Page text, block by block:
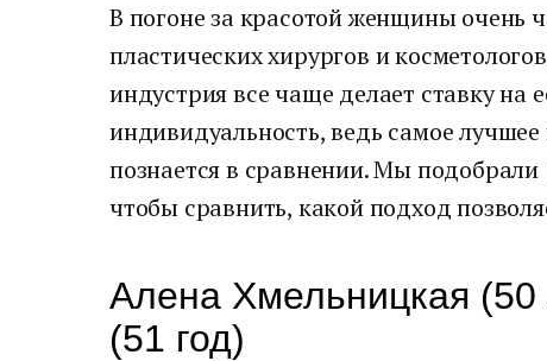
В погоне за красотой женщины очень
пластических хирургов и
индустрия все чаще делает ставку на
индивидуальность, ведь самое
познается в сравнении. Мы подобрали
чтобы сравнить, какой подход
Алена Хмельницкая
(51 год)